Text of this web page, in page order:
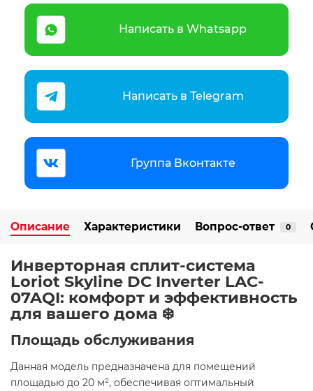
Написать в Whatsapp
Написать в Telegram
Группа Вконтакте
Описание Характеристики Вопрос-ответ 0
Инверторная сплит-система
Loriot Skyline DC Inverter LAC-
07AQI: комфорт и эффективность
для вашего дома ❄️
Площадь обслуживания
Данная модель предназначена для помещений
площадью до 20 м², обеспечивая оптимальный